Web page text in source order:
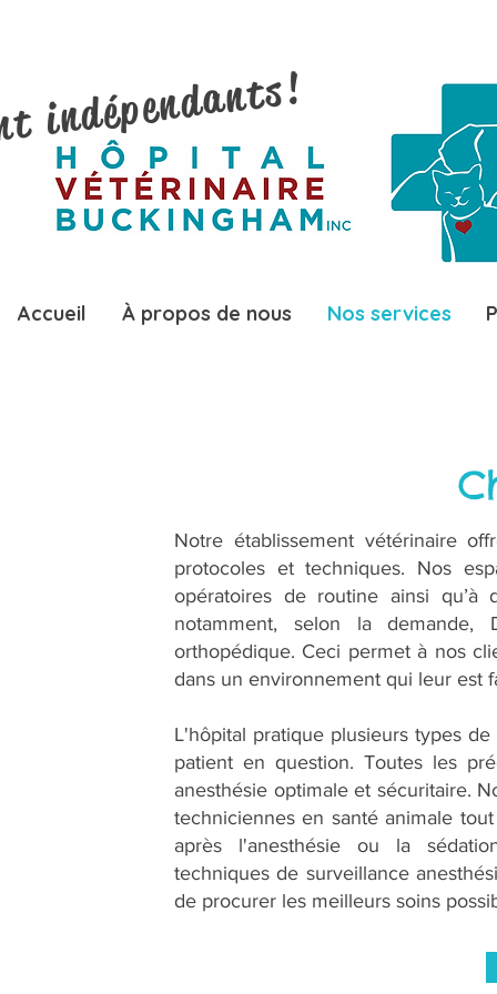
Accueil À propos de nous Nos services
indépendants!
Notre établissement vétérinaire
protocoles et techniques. Nos
opératoires de routine ainsi qu’à
notamment, selon la
orthopédique. Ceci permet à nos
dans un environnement qui leur est
L'hôpital pratique plusieurs types
patient en question. Toutes les
anesthésie optimale et sécuritaire.
techniciennes en santé animale
après l'anesthésie ou la
techniques de surveillance
de procurer les meilleurs soins